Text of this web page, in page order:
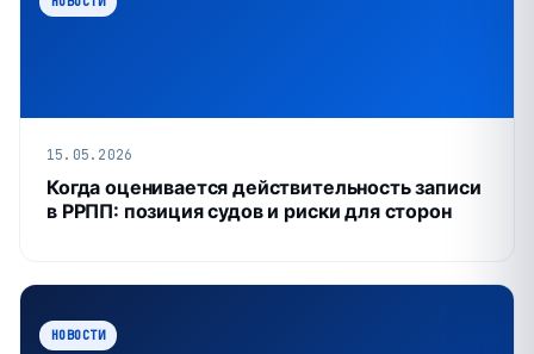
15.05.2026
Когда оценивается действительность записи
в РРПП: позиция судов и риски для сторон
НОВОСТИ